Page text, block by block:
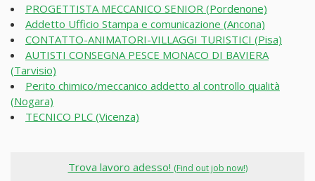
PROGETTISTA MECCANICO SENIOR (Pordenone)
Addetto Ufficio Stampa e comunicazione (Ancona)
CONTATTO-ANIMATORI-VILLAGGI TURISTICI (Pisa)
AUTISTI CONSEGNA PESCE MONACO DI BAVIERA
(Tarvisio)
Perito chimico/meccanico addetto al controllo qualità
(Nogara)
TECNICO PLC (Vicenza)
Trova lavoro adesso! (Find out job now!)